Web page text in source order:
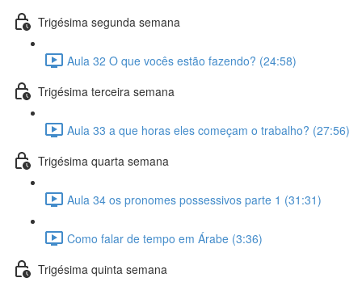
Trigésima segunda semana
Aula 32 O que vocês estão fazendo? (24:58)
Trigésima terceira semana
Aula 33 a que horas eles começam o trabalho? (27:56)
Trigésima quarta semana
Aula 34 os pronomes possessivos parte 1 (31:31)
Como falar de tempo em Árabe (3:36)
Trigésima quinta semana